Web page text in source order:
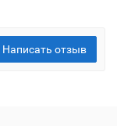
Написать отзыв